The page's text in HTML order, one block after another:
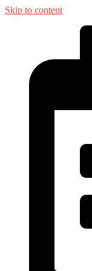
Skip to content